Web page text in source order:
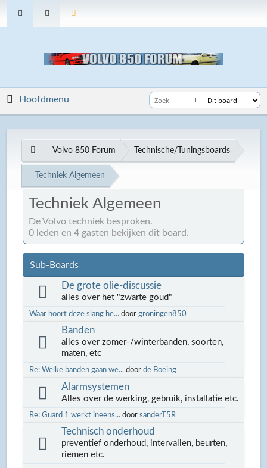
Hoofdmenu
Volvo 850 Forum Technische/Tuningsboards
Techniek Algemeen
Techniek Algemeen
De Volvo techniek besproken.
0 leden en 4 gasten bekijken dit board.
Sub-Boards
De grote olie-discussie
alles over het "zwarte goud"
Waar hoort deze slang he... doorgroningen850
Banden
alles over zomer-/winterbanden, soorten,
maten, etc
Re: Welke banden gaan we... doorde Boeing
Alarmsystemen
Alles over de werking, gebruik, installatie etc.
Re: Guard 1 werkt ineens... doorsanderT5R
Technisch onderhoud
preventief onderhoud, intervallen, beurten,
riemen etc.